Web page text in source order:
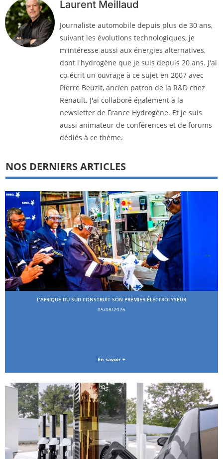
Laurent Meillaud
Journaliste automobile depuis plus de 30 ans,
suivant les évolutions technologiques, je
m'intéresse aussi aux énergies alternatives,
dont l'hydrogène que je suis depuis 20 ans. J'ai
co-écrit un ouvrage à ce sujet en 2007 avec
Pierre Beuzit, ancien patron de la R&D chez
Renault. J'ai collaboré également à la
newsletter de France Hydrogène. Et je suis
aussi animateur de conférences et de forums
dédiés à ce thème.
NOS DERNIERS ARTICLES
L’AFRIQUE DU SUD CONSTRUIT SON PREMIER ÉLECTROLYSEUR
05/08/2026
En savoir +